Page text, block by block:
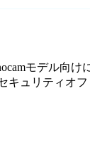
モデル
ュリティオ